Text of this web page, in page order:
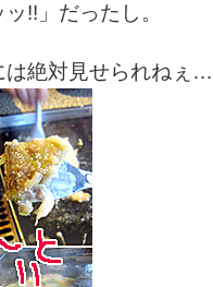
!!」だったし。
は絶対見せられねぇ